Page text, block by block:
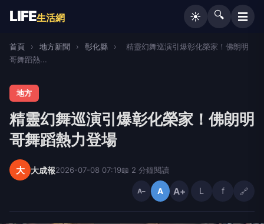
LIFE生活網 ☀️ 🔍 ☰
首頁 › 地方新聞 › 彰化縣 ›
精靈幻舞巡演引爆彰化榮家！佛朗明
哥舞蹈熱...
地方
精靈幻舞巡演引爆彰化榮家！佛朗明
哥舞蹈熱力登場
大 大成報2026-07-08 07:19📖 2 分鐘閱讀
A− A A+ L f 🔗